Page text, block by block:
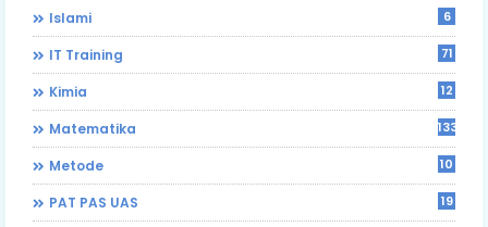
Islami 6
IT Training 71
Kimia 12
Matematika 133
Metode 10
PAT PAS UAS 19